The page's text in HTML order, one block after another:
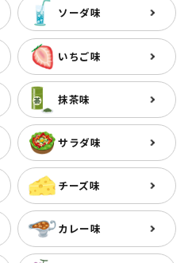
ソーダ味
いちご味
抹茶味
サラダ味
チーズ味
カレー味